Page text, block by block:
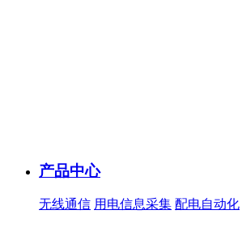
产品中心
无线通信 用电信息采集 配电自动化